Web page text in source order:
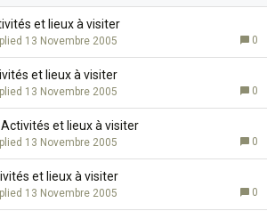
et lieux à visiter
0
13 Novembre 2005
et lieux à visiter
0
13 Novembre 2005
et lieux à visiter
0
13 Novembre 2005
et lieux à visiter
0
13 Novembre 2005